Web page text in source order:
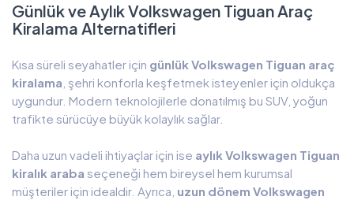
Günlük ve Aylık Volkswagen Tiguan Araç
Kiralama Alternatifleri
Kısa süreli seyahatler için günlük Volkswagen Tiguan araç
kiralama , şehri konforla keşfetmek isteyenler için oldukça
uygundur. Modern teknolojilerle donatılmış bu SUV, yoğun
trafikte sürücüye büyük kolaylık sağlar.
Daha uzun vadeli ihtiyaçlar için ise aylık Volkswagen Tiguan
kiralık araba seçeneği hem bireysel hem kurumsal
müşteriler için idealdir. Ayrıca, uzun dönem Volkswagen